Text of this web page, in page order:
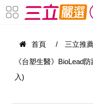
首頁 / 三立推
《台塑生醫》BioLead
入)